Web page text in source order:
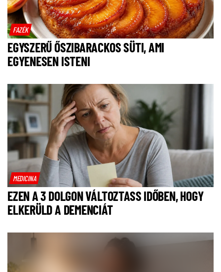
FAZÉK
EGYSZERŰ ŐSZIBARACKOS SÜTI, AMI
EGYENESEN ISTENI
MEDICINA
EZEN A 3 DOLGON VÁLTOZTASS IDŐBEN, HOGY
ELKERÜLD A DEMENCIÁT